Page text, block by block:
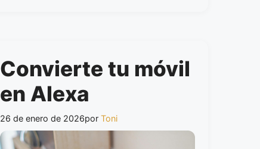
Convierte tu móvil
en Alexa
26 de enero de 2026por Toni